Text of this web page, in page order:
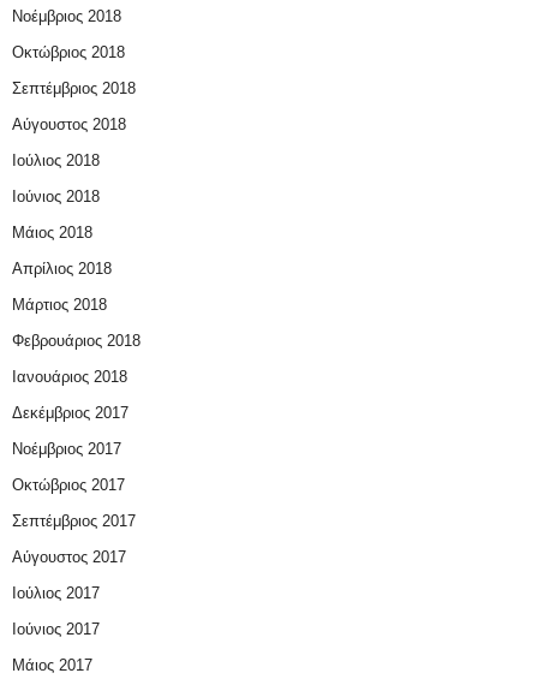
Νοέμβριος 2018
Οκτώβριος 2018
Σεπτέμβριος 2018
Αύγουστος 2018
Ιούλιος 2018
Ιούνιος 2018
Μάιος 2018
Απρίλιος 2018
Μάρτιος 2018
Φεβρουάριος 2018
Ιανουάριος 2018
Δεκέμβριος 2017
Νοέμβριος 2017
Οκτώβριος 2017
Σεπτέμβριος 2017
Αύγουστος 2017
Ιούλιος 2017
Ιούνιος 2017
Μάιος 2017